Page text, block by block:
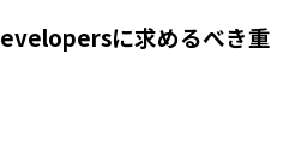
に求めるべき重